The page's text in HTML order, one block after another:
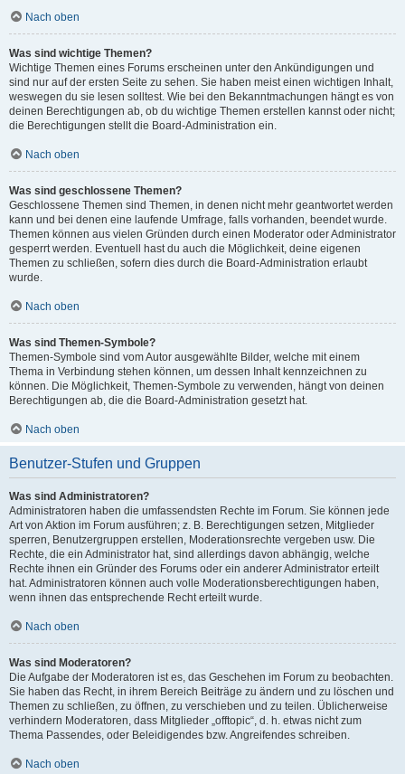
Nach oben
Was sind wichtige Themen?
Wichtige Themen eines Forums erscheinen unter den Ankündigungen und
sind nur auf der ersten Seite zu sehen. Sie haben meist einen wichtigen Inhalt,
weswegen du sie lesen solltest. Wie bei den Bekanntmachungen hängt es von
deinen Berechtigungen ab, ob du wichtige Themen erstellen kannst oder nicht;
die Berechtigungen stellt die Board-Administration ein.
Nach oben
Was sind geschlossene Themen?
Geschlossene Themen sind Themen, in denen nicht mehr geantwortet werden
kann und bei denen eine laufende Umfrage, falls vorhanden, beendet wurde.
Themen können aus vielen Gründen durch einen Moderator oder Administrator
gesperrt werden. Eventuell hast du auch die Möglichkeit, deine eigenen
Themen zu schließen, sofern dies durch die Board-Administration erlaubt
wurde.
Nach oben
Was sind Themen-Symbole?
Themen-Symbole sind vom Autor ausgewählte Bilder, welche mit einem
Thema in Verbindung stehen können, um dessen Inhalt kennzeichnen zu
können. Die Möglichkeit, Themen-Symbole zu verwenden, hängt von deinen
Berechtigungen ab, die die Board-Administration gesetzt hat.
Nach oben
Benutzer-Stufen und Gruppen
Was sind Administratoren?
Administratoren haben die umfassendsten Rechte im Forum. Sie können jede
Art von Aktion im Forum ausführen; z. B. Berechtigungen setzen, Mitglieder
sperren, Benutzergruppen erstellen, Moderationsrechte vergeben usw. Die
Rechte, die ein Administrator hat, sind allerdings davon abhängig, welche
Rechte ihnen ein Gründer des Forums oder ein anderer Administrator erteilt
hat. Administratoren können auch volle Moderationsberechtigungen haben,
wenn ihnen das entsprechende Recht erteilt wurde.
Nach oben
Was sind Moderatoren?
Die Aufgabe der Moderatoren ist es, das Geschehen im Forum zu beobachten.
Sie haben das Recht, in ihrem Bereich Beiträge zu ändern und zu löschen und
Themen zu schließen, zu öffnen, zu verschieben und zu teilen. Üblicherweise
verhindern Moderatoren, dass Mitglieder „offtopic“, d. h. etwas nicht zum
Thema Passendes, oder Beleidigendes bzw. Angreifendes schreiben.
Nach oben